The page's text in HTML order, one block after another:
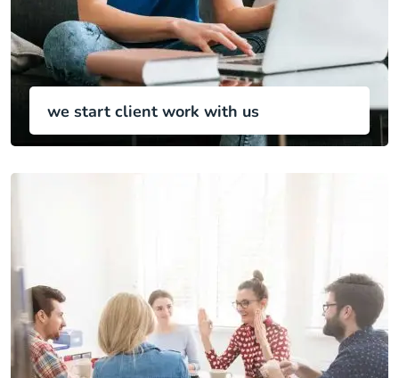
we start client work with us